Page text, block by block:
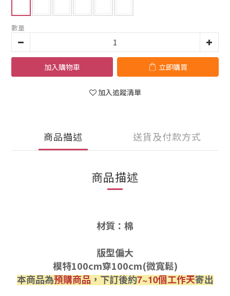
數量
加入購物車 立即購買
加入追蹤清單
商品描述 送貨及付款方式
商品描述
材質：棉
版型偏大
模特100cm穿100cm(微寬鬆)
本商品為預購商品，下訂後約7~10個工作天寄出